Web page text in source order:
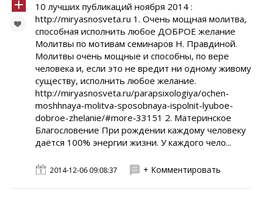
10 лучших публикаций ноября 2014 :
http://miryasnosveta.ru 1. Очень мощная молитва,
способная исполнить любое ДОБРОЕ желание
Молитвы по мотивам семинаров Н. Правдиной.
Молитвы очень мощные и способны, по вере
человека и, если это не вредит ни одному живому
существу, исполнить любое желание.
http://miryasnosveta.ru/parapsixologiya/ochen-
moshhnaya-molitva-sposobnaya-ispolnit-lyuboe-
dobroe-zhelanie/#more-33151 2. Материнское
Благословение При рождении каждому человеку
даётся 100% энергии жизни. У каждого чело...
2014-12-06 09:08:37 + Комментировать